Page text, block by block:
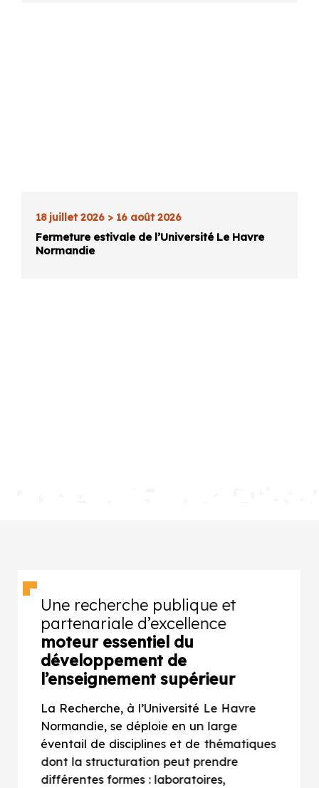
Fermeture estivale de l’Université Le Havre
Normandie
18 juillet 2026 > 16 août 2026
Une recherche publique et
partenariale d’excellence
moteur essentiel du
développement de
l’enseignement supérieur
La Recherche, à l’Université Le Havre
Normandie, se déploie en un large
éventail de disciplines et de thématiques
dont la structuration peut prendre
différentes formes : laboratoires,